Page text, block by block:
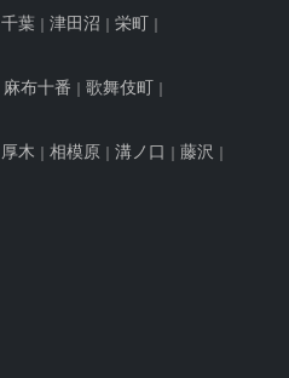
千葉 津田沼 栄町
麻布十番 歌舞伎町
厚木 相模原 溝ノ口 藤沢